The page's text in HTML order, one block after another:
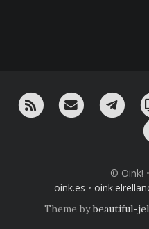
RSS ¡Mándame un
© Oink!
oink.es •
Theme bybeautiful-